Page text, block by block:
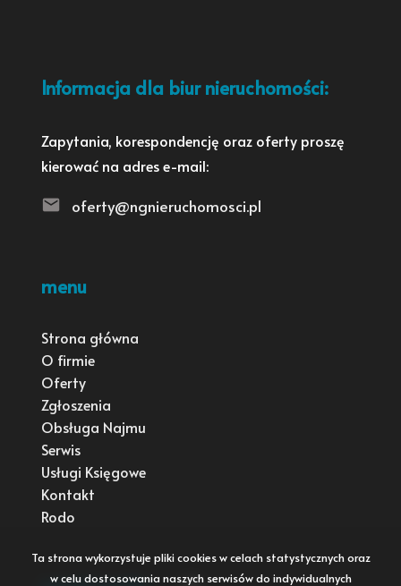
Informacja dla biur nieruchomości:
Zapytania, korespondencję oraz oferty proszę
kierować na adres e-mail:
oferty@ngnieruchomosci.pl
menu
Strona główna
O firmie
Oferty
Zgłoszenia
Obsługa Najmu
Serwis
Usługi Księgowe
Kontakt
Rodo
Ta strona wykorzystuje pliki cookies w celach statystycznych oraz
w celu dostosowania naszych serwisów do indywidualnych